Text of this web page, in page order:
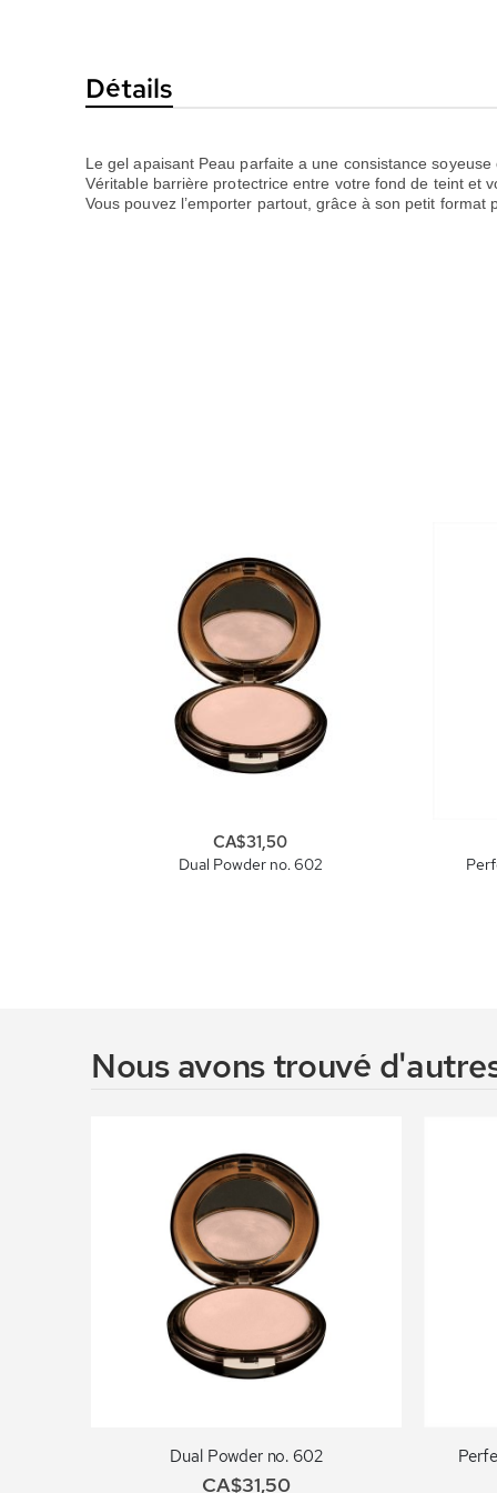
d’imagesDétails
Le gel apaisant Peau parfaite a une consistance
Véritable barrière protectrice entre votre fond de teint et
Vous pouvez l’emporter partout, grâce à son petit format
Dual Powder no. 602
CA$31,50
Nous avons trouvé
Dual Powder no. 602
CA$31,50